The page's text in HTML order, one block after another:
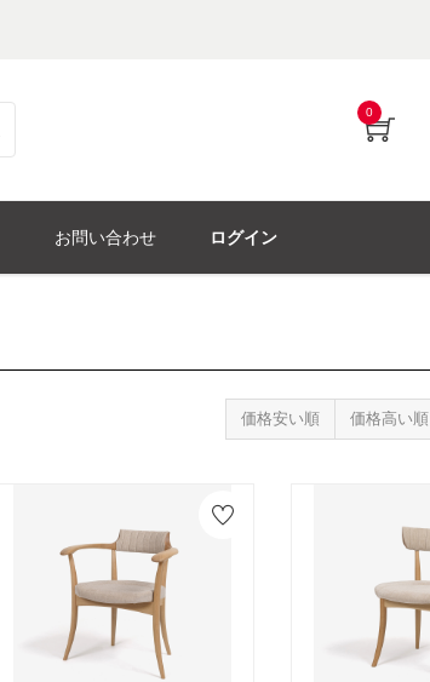
0
お問い合わせ ログイン
価格安い順 価格高い順